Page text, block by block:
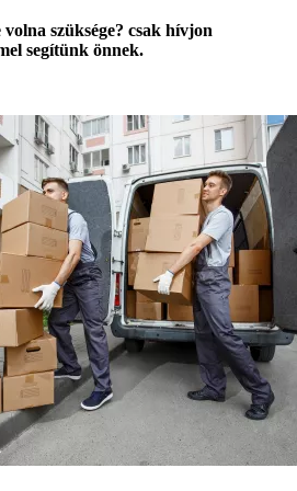
szüksége? csak hívjon
segítünk önnek.